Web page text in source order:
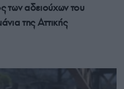
των αδειούχων του
της Αττικής